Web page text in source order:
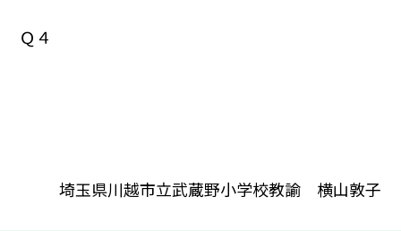
Ｑ４
埼玉県川越市立武蔵野小学校教諭 横山敦子